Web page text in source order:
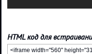
HTML код для